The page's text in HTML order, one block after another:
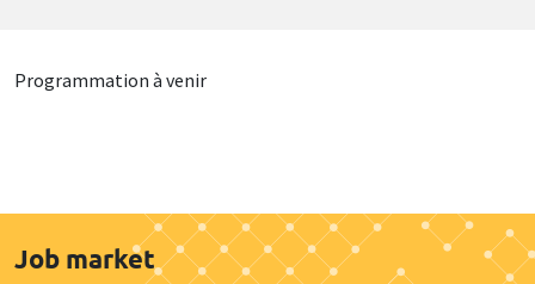
Programmation à venir
Job market